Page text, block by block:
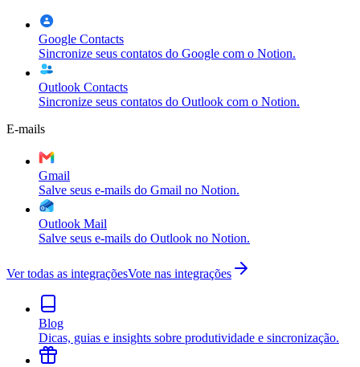
Google Contacts
Sincronize seus contatos do Google com o Notion.
Outlook Contacts
Sincronize seus contatos do Outlook com o Notion.
E-mails
Gmail
Salve seus e-mails do Gmail no Notion.
Outlook Mail
Salve seus e-mails do Outlook no Notion.
Ver todas as integraçõesVote nas integrações
Blog
Dicas, guias e insights sobre produtividade e sincronização.